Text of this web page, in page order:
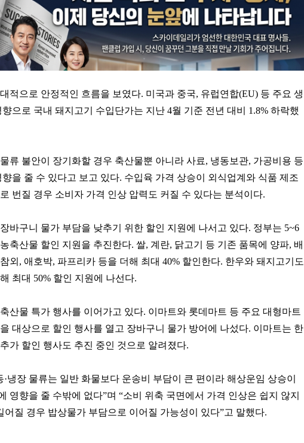
김태원
[관련 기사]
부천범박힐스테이트5단지
팬클럽 참여
권성준
[관련 기사]
빌딩
팬클럽 참여
백종원
트라움하우스 2차
팬클럽 참여
곽달원
서초호반써밋
팬클럽 참여
적으로 안정적인 흐름을 보였다. 미국과 중국, 유럽연합(EU) 등 주요 생
으로 국내 돼지고기 수입단가는 지난 4월 기준 전년 대비 1.8% 하락했
류 불안이 장기화할 경우 축산물뿐 아니라 사료, 냉동보관, 가공비용 등
을 줄 수 있다고 보고 있다. 수입육 가격 상승이 외식업계와 식품 제조
번질 경우 소비자 가격 인상 압력도 커질 수 있다는 분석이다.
바구니 물가 부담을 낮추기 위한 할인 지원에 나서고 있다. 정부는 5~6
축산물 할인 지원을 추진한다. 쌀, 계란, 닭고기 등 기존 품목에 양파, 배
참외 , 애호박, 파프리카 등을 더해 최대 40% 할인한다. 한우와 돼지고기도
최대 50% 할인 지원에 나선다.
산물 특가 행사를 이어가고 있다. 이마트와 롯데마트 등 주요 대형마트
대상으로 할인 행사를 열고 장바구니 물가 방어에 나섰다. 이마트는 한
가 할인 행사도 추진 중인 것으로 알려졌다.
·냉장 물류는 일반 화물보다 운송비 부담이 큰 편이라 해상운임 상승이
영향을 줄 수밖에 없다”며 “소비 위축 국면에서 가격 인상은 쉽지 않지
어질 경우 밥상물가 부담으로 이어질 가능성이 있다”고 말했다.